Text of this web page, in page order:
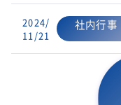
2024/
11/21
社内行事